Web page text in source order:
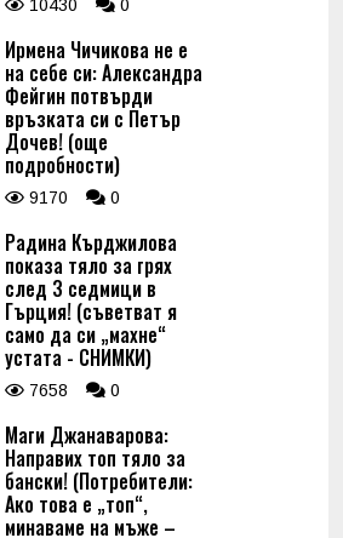
10430 0
Ирмена Чичикова не е
на себе си: Александра
Фейгин потвърди
връзката си с Петър
Дочев! (още
подробности)
9170 0
Радина Кърджилова
показа тяло за грях
след 3 седмици в
Гърция! (съветват я
само да си „махне“
устата - СНИМКИ)
7658 0
Маги Джанаварова:
Направих топ тяло за
бански! (Потребители:
Ако това е „топ“,
минаваме на мъже –